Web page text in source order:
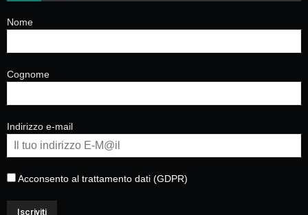
Nome
Cognome
Indirizzo e-mail
Acconsento al trattamento dati (GDPR)